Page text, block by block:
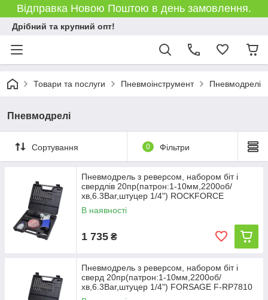
Відправка Новою Поштою в день замовлення.
Дрібний та крупний опт!
Товари та послуги Пневмоінструмент Пневмодрелі
Пневмодрелі
Сортування 0 Фільтри
Пневмодрель з реверсом, набором біт і
свердлів 20пр(патрон:1-10мм,2200об/
хв,6.3Bar,штуцер 1/4") ROCKFORCE
В наявності
1 735 ₴
Пневмодрель з реверсом, набором біт і
сверд 20пр(патрон:1-10мм,2200об/
хв,6.3Bar,штуцер 1/4") FORSAGE F-RP7810